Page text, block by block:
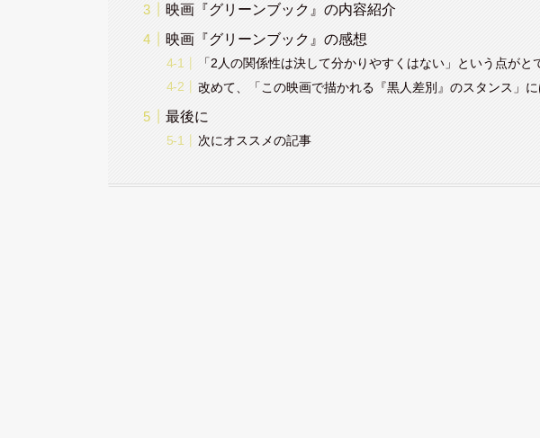
映画『グリーンブック』の内容紹介
映画『グリーンブック』の感想
「2人の関係性は決して分かりやすくはない」という点がと
改めて、「この映画で描かれる『黒人差別』のスタンス」
最後に
次にオススメの記事